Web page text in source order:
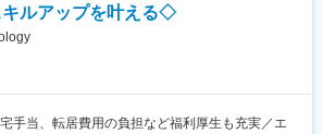
多数在籍しています。以下が具体事例です。
技術者に転身：
試験評価プロジェクトに配属
エンジニアとして活躍中。
キルアップを叶える◇
手当、転居費用の負担など福利厚生も充実／エ